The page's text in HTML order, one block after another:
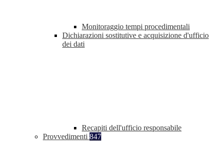
Monitoraggio tempi procedimentali
Dichiarazioni sostitutive e acquisizione d'ufficio
dei dati
Recapiti dell'ufficio responsabile
Provvedimenti 847